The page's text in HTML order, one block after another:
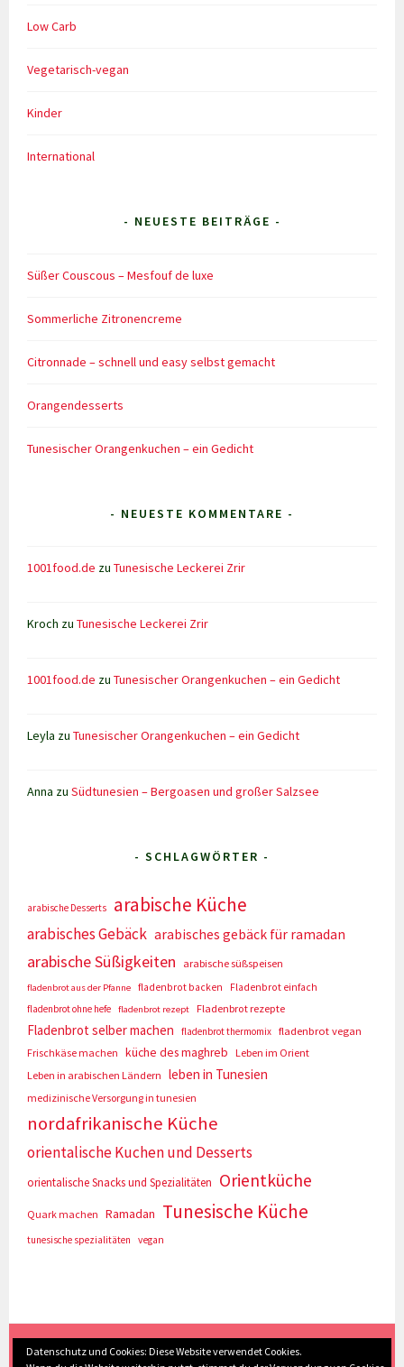
Low Carb
Vegetarisch-vegan
Kinder
International
- NEUESTE BEITRÄGE -
Süßer Couscous – Mesfouf de luxe
Sommerliche Zitronencreme
Citronnade – schnell und easy selbst gemacht
Orangendesserts
Tunesischer Orangenkuchen – ein Gedicht
- NEUESTE KOMMENTARE -
1001food.de zuTunesische Leckerei Zrir
Kroch zuTunesische Leckerei Zrir
1001food.de zuTunesischer Orangenkuchen – ein Gedicht
Leyla zuTunesischer Orangenkuchen – ein Gedicht
Anna zuSüdtunesien – Bergoasen und großer Salzsee
- SCHLAGWÖRTER -
arabische Desserts arabische Küche
arabisches Gebäck arabisches gebäck für ramadan
arabische Süßigkeiten arabische süßspeisen
fladenbrot aus der Pfanne fladenbrot backen
Fladenbrot einfach
fladenbrot ohne hefe
fladenbrot rezept Fladenbrot rezepte
Fladenbrot selber machen fladenbrot thermomix fladenbrot vegan
Frischkäse machen
küche des maghreb
Leben im Orient
Leben in arabischen Ländern
leben in Tunesien
medizinische Versorgung in tunesien
nordafrikanische Küche
orientalische Kuchen und Desserts
orientalische Snacks und Spezialitäten Orientküche
Quark machen Ramadan Tunesische Küche
tunesische spezialitäten vegan
(c) Eva Seyberth|Home|Impressum/Datenschutz
Datenschutz und Cookies: Diese Website verwendet Cookies.